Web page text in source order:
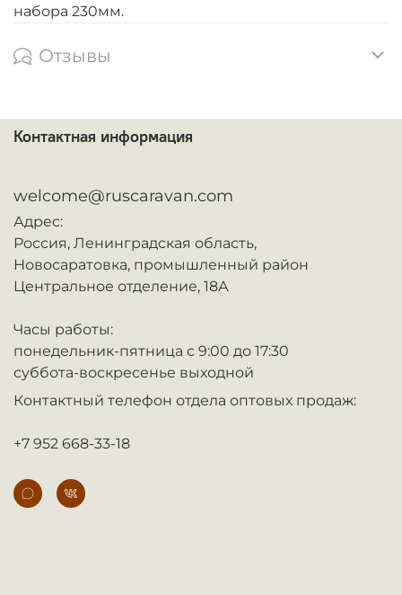
набора 230мм.
Отзывы
Контактная информация
welcome@ruscaravan.com
Адрес:
Россия, Ленинградская область,
Новосаратовка, промышленный район
Центральное отделение, 18А
Часы работы:
понедельник-пятница с 9:00 до 17:30
суббота-воскресенье выходной
Контактный телефон отдела оптовых продаж:
+7 952 668-33-18